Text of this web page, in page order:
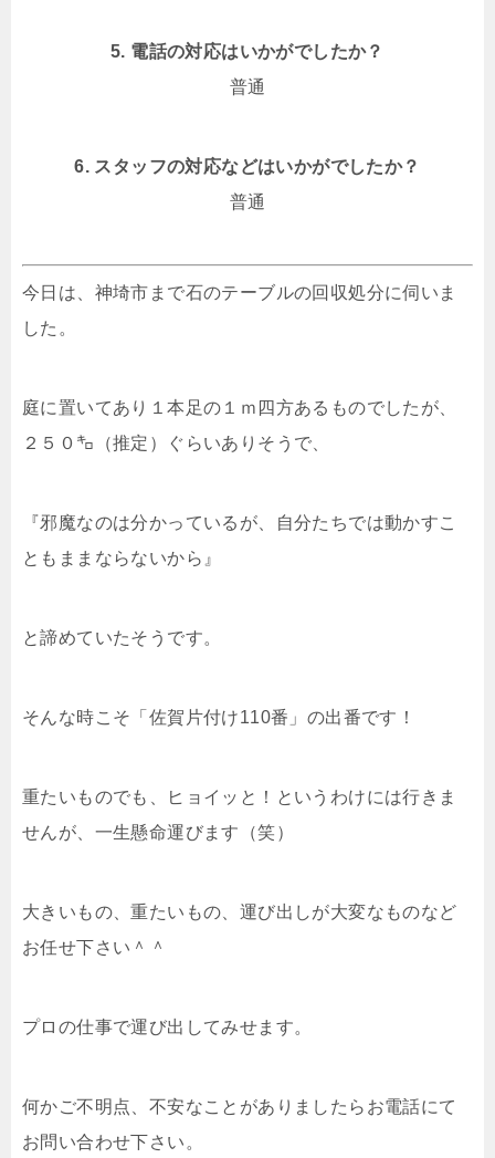
5. 電話の対応はいかがでしたか？
普通
6. スタッフの対応などはいかがでしたか？
普通
今日は、神埼市まで石のテーブルの回収処分に伺いま
した。
庭に置いてあり１本足の１ｍ四方あるものでしたが、
２５０㌔（推定）ぐらいありそうで、
『邪魔なのは分かっているが、自分たちでは動かすこ
ともままならないから』
と諦めていたそうです。
そんな時こそ「佐賀片付け110番」の出番です！
重たいものでも、ヒョイッと！というわけには行きま
せんが、一生懸命運びます（笑）
大きいもの、重たいもの、運び出しが大変なものなど
お任せ下さい＾＾
プロの仕事で運び出してみせます。
何かご不明点、不安なことがありましたらお電話にて
お問い合わせ下さい。